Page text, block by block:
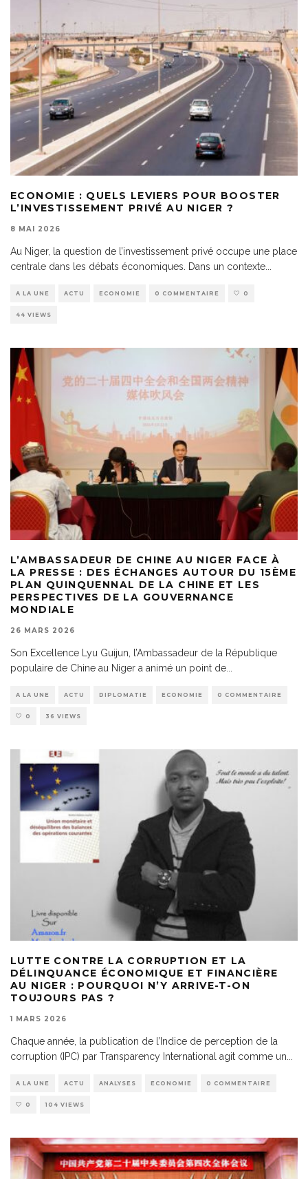
ECONOMIE : QUELS LEVIERS POUR BOOSTER
L’INVESTISSEMENT PRIVÉ AU NIGER ?
8 MAI 2026
Au Niger, la question de l’investissement privé occupe une place
centrale dans les débats économiques. Dans un contexte
A LA UNE ACTU ECONOMIE 0 COMMENTAIRE 0
44 VIEWS
L’AMBASSADEUR DE CHINE AU NIGER FACE À
LA PRESSE : DES ÉCHANGES AUTOUR DU 15ÈME
PLAN QUINQUENNAL DE LA CHINE ET LES
PERSPECTIVES DE LA GOUVERNANCE
MONDIALE
26 MARS 2026
Son Excellence Lyu Guijun, l’Ambassadeur de la République
populaire de Chine au Niger a animé un point de
A LA UNE ACTU DIPLOMATIE ECONOMIE 0 COMMENTAIRE
0 36 VIEWS
LUTTE CONTRE LA CORRUPTION ET LA
DÉLINQUANCE ÉCONOMIQUE ET FINANCIÈRE
AU NIGER : POURQUOI N’Y ARRIVE-T-ON
TOUJOURS PAS ?
1 MARS 2026
Chaque année, la publication de l’Indice de perception de la
corruption (IPC) par Transparency International agit comme un...
A LA UNE ACTU ANALYSES ECONOMIE 0 COMMENTAIRE
0 104 VIEWS